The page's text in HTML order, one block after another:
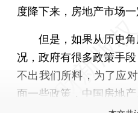
度降下来，房地产市场
但是，如果从历史角
况，政府有很多政策手
不出我们所料，为了应
面一些政策，中国房地